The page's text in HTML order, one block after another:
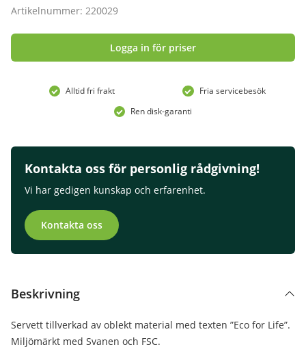
Artikelnummer: 220029
Logga in för priser
Alltid fri frakt
Fria servicebesök
Ren disk-garanti
Kontakta oss för personlig rådgivning!
Vi har gedigen kunskap och erfarenhet.
Kontakta oss
Beskrivning
Servett tillverkad av oblekt material med texten ”Eco for Life”.
Miljömärkt med Svanen och FSC.